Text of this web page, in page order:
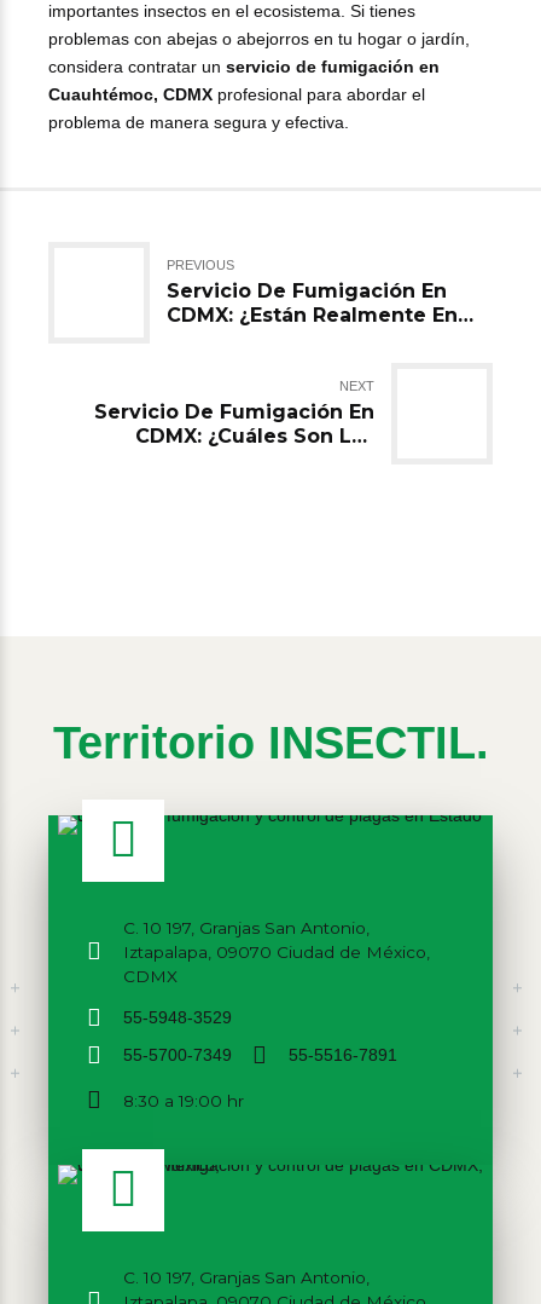
importantes insectos en el ecosistema. Si tienes
problemas con abejas o abejorros en tu hogar o jardín,
considera contratar un servicio de fumigación en
Cuauhtémoc, CDMX profesional para abordar el
problema de manera segura y efectiva.
PREVIOUS
Servicio De Fumigación En
CDMX: ¿Están Realmente En
NEXT
Servicio De Fumigación En
CDMX: ¿Cuáles Son Las
Territorio INSECTIL.
C. 10 197, Granjas San Antonio,
Iztapalapa, 09070 Ciudad de México,
CDMX
55-5948-3529
55-5700-7349 55-5516-7891
8:30 a 19:00 hr
C. 10 197, Granjas San Antonio,